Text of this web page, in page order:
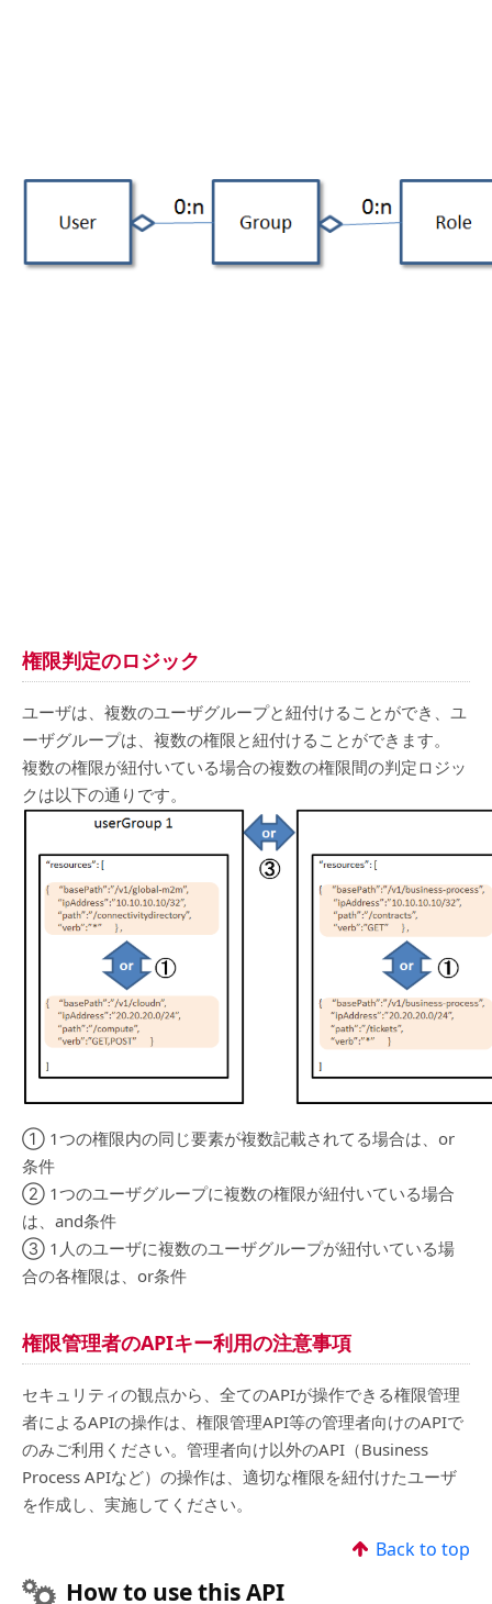
権限判定のロジック
ユーザは、複数のユーザグループと紐付けることができ、ユ
ーザグループは、複数の権限と紐付けることができます。
複数の権限が紐付いている場合の複数の権限間の判定ロジッ
クは以下の通りです。
① 1つの権限内の同じ要素が複数記載されてる場合は、or
条件
② 1つのユーザグループに複数の権限が紐付いている場合
は、and条件
③ 1人のユーザに複数のユーザグループが紐付いている場
合の各権限は、or条件
権限管理者のAPIキー利用の注意事項
セキュリティの観点から、全てのAPIが操作できる権限管理
者によるAPIの操作は、権限管理API等の管理者向けのAPIで
のみご利用ください。管理者向け以外のAPI（Business
Process APIなど）の操作は、適切な権限を紐付けたユーザ
を作成し、実施してください。
Back to top
How to use this API